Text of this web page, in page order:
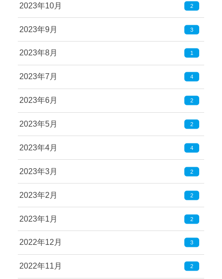
2023年10月 2
2023年9月 3
2023年8月 1
2023年7月 4
2023年6月 2
2023年5月 2
2023年4月 4
2023年3月 2
2023年2月 2
2023年1月 2
2022年12月 3
2022年11月 2